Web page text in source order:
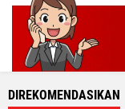
DIREKOMENDASIKAN